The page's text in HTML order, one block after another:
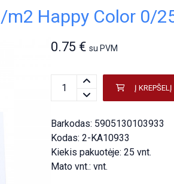
Happy Color 0/
0.75 € su PVM
Į KREPŠELĮ
Barkodas: 5905130103933
Kodas: 2-KA10933
Kiekis pakuotėje: 25 vnt.
Mato vnt.: vnt.